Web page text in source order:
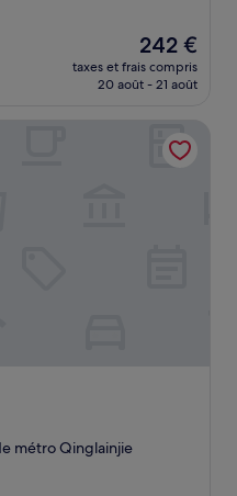
Le
nouveau
prix
de
242 €
242 €
taxes et frais compris
20 août - 21 août
métro Qinglainjie